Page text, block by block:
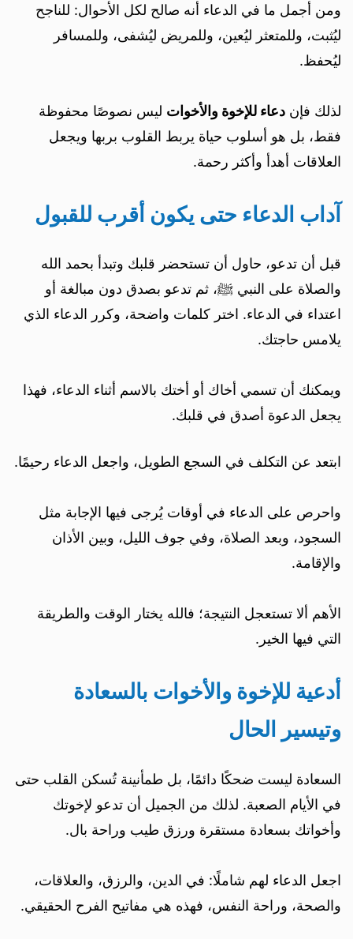
ومن أجمل ما في الدعاء أنه صالح لكل الأحوال: للناجح
ليُثبت، وللمتعثر ليُعين، وللمريض ليُشفى، وللمسافر
ليُحفظ.
لذلك فإن دعاء للإخوة والأخوات ليس نصوصًا محفوظة
فقط، بل هو أسلوب حياة يربط القلوب بربها ويجعل
العلاقات أهدأ وأكثر رحمة.
آداب الدعاء حتى يكون أقرب للقبول
قبل أن تدعو، حاول أن تستحضر قلبك وتبدأ بحمد الله
والصلاة على النبي ﷺ، ثم تدعو بصدق دون مبالغة أو
اعتداء في الدعاء. اختر كلمات واضحة، وكرر الدعاء الذي
يلامس حاجتك.
ويمكنك أن تسمي أخاك أو أختك بالاسم أثناء الدعاء، فهذا
يجعل الدعوة أصدق في قلبك.
ابتعد عن التكلف في السجع الطويل، واجعل الدعاء رحيمًا.
واحرص على الدعاء في أوقات يُرجى فيها الإجابة مثل
السجود، وبعد الصلاة، وفي جوف الليل، وبين الأذان
والإقامة.
الأهم ألا تستعجل النتيجة؛ فالله يختار الوقت والطريقة
التي فيها الخير.
أدعية للإخوة والأخوات بالسعادة
وتيسير الحال
السعادة ليست ضحكًا دائمًا، بل طمأنينة تُسكن القلب حتى
في الأيام الصعبة. لذلك من الجميل أن تدعو لإخوتك
وأخواتك بسعادة مستقرة ورزق طيب وراحة بال.
اجعل الدعاء لهم شاملًا: في الدين، والرزق، والعلاقات،
والصحة، وراحة النفس، فهذه هي مفاتيح الفرح الحقيقي.